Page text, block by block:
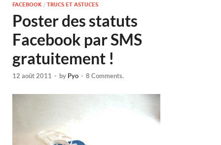
FACEBOOK / TRUCS ET ASTUCES
Poster des statuts
Facebook par SMS
gratuitement !
12 août 2011 - by Pyo - 8 Comments.